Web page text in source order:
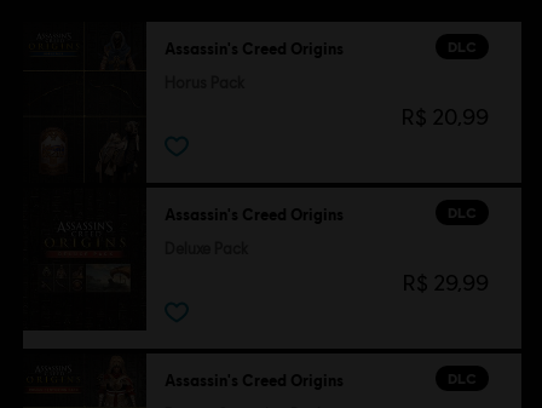
DLC
Assassin's Creed Origins
R$ 20,99
DLC
Assassin's Creed Origins
R$ 29,99
DLC
Assassin's Creed Origins